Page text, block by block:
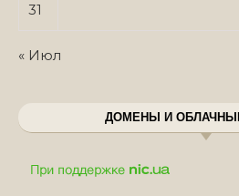
31
« Июл
ДОМЕНЫ И